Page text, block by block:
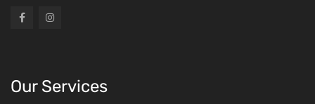
Our Services